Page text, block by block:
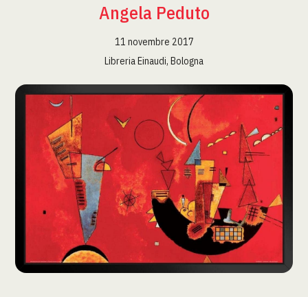
Angela Peduto
11 novembre 2017
Libreria Einaudi, Bologna